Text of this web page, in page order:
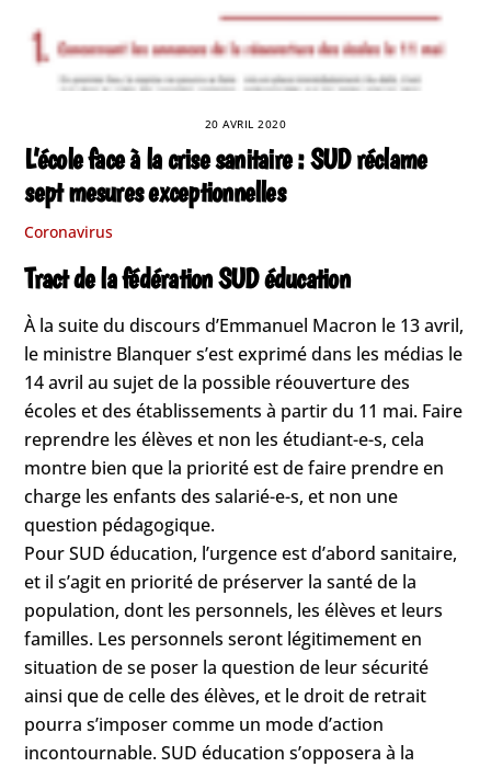
20 AVRIL 2020
L’école face à la crise sanitaire : SUD réclame
sept mesures exceptionnelles
Coronavirus
Tract de la fédération SUD éducation
À la suite du discours d’Emmanuel Macron le 13 avril,
le ministre Blanquer s’est exprimé dans les médias le
14 avril au sujet de la possible réouverture des
écoles et des établissements à partir du 11 mai. Faire
reprendre les élèves et non les étudiant-e-s, cela
montre bien que la priorité est de faire prendre en
charge les enfants des salarié-e-s, et non une
question pédagogique.
Pour SUD éducation, l’urgence est d’abord sanitaire,
et il s’agit en priorité de préserver la santé de la
population, dont les personnels, les élèves et leurs
familles. Les personnels seront légitimement en
situation de se poser la question de leur sécurité
ainsi que de celle des élèves, et le droit de retrait
pourra s’imposer comme un mode d’action
incontournable. SUD éducation s’opposera à la